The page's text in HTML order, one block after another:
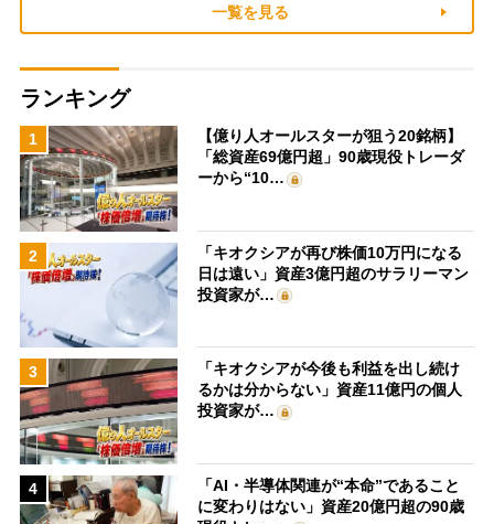
一覧を見る
ランキング
1
【億り人オールスターが狙う20銘柄】
「総資産69億円超」90歳現役トレーダ
ーから“10…
2
「キオクシアが再び株価10万円になる
日は遠い」資産3億円超のサラリーマン
投資家が…
3
「キオクシアが今後も利益を出し続け
るかは分からない」資産11億円の個人
投資家が…
4
「AI・半導体関連が“本命”であること
に変わりはない」資産20億円超の90歳